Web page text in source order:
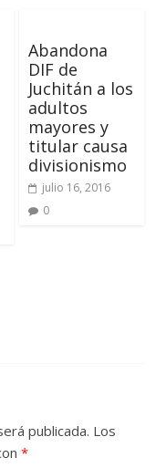
Abandona
DIF de
Juchitán a los
adultos
mayores y
titular causa
divisionismo
julio 16, 2016
0
publicada. Los
*